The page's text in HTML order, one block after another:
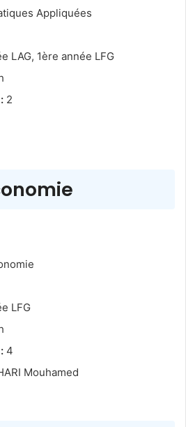
Appliquées
LAG, 1ère année LFG
2
LFG
4
Mouhamed